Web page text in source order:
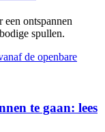
ontspannen
spullen.
te gaan: lees